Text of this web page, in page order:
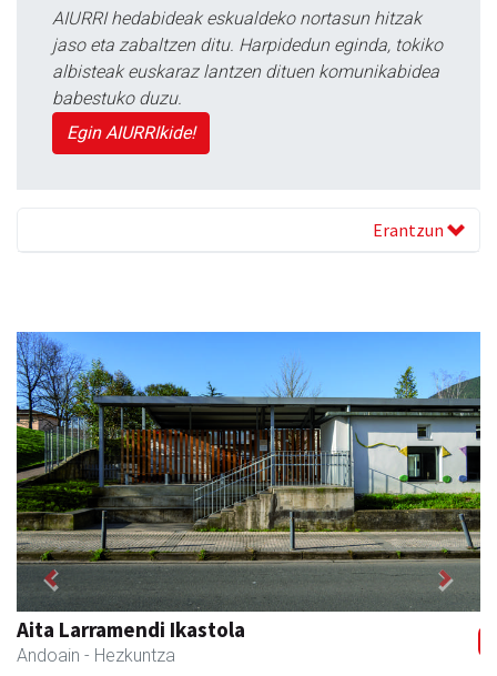
AIURRI hedabideak eskualdeko nortasun hitzak
jaso eta zabaltzen ditu. Harpidedun eginda, tokiko
albisteak euskaraz lantzen dituen komunikabidea
babestuko duzu.
Egin AIURRIkide!
Erantzun
Bengoetxea autoeskola
Andoain - Autoeskolak
Previous Next